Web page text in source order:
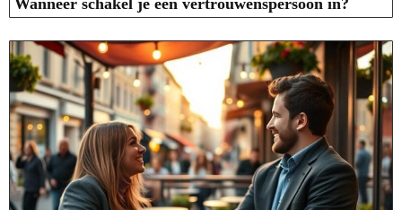
Wanneer schakel je een vertrouwenspersoon in?